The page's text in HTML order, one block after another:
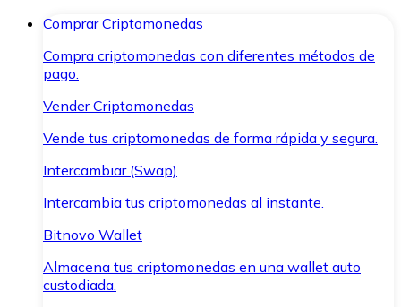
Comprar Criptomonedas
Compra criptomonedas con diferentes métodos de
pago.
Vender Criptomonedas
Vende tus criptomonedas de forma rápida y segura.
Intercambiar (Swap)
Intercambia tus criptomonedas al instante.
Bitnovo Wallet
Almacena tus criptomonedas en una wallet auto
custodiada.